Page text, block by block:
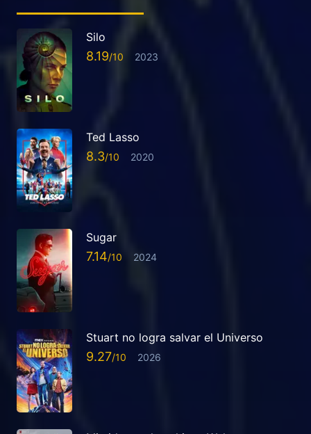
Silo
8.19 2023
Ted Lasso
8.3 2020
Sugar
7.14 2024
Stuart no logra salvar el Universo
9.27 2026